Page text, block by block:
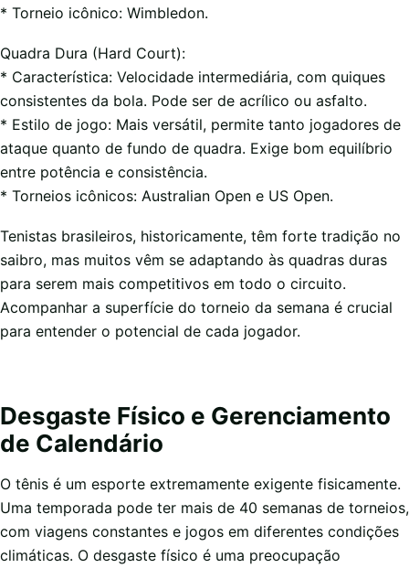
* Torneio icônico: Wimbledon.
Quadra Dura (Hard Court):
* Característica: Velocidade intermediária, com quiques
consistentes da bola. Pode ser de acrílico ou asfalto.
* Estilo de jogo: Mais versátil, permite tanto jogadores de
ataque quanto de fundo de quadra. Exige bom equilíbrio
entre potência e consistência.
* Torneios icônicos: Australian Open e US Open.
Tenistas brasileiros, historicamente, têm forte tradição no
saibro, mas muitos vêm se adaptando às quadras duras
para serem mais competitivos em todo o circuito.
Acompanhar a superfície do torneio da semana é crucial
para entender o potencial de cada jogador.
Desgaste Físico e Gerenciamento
de Calendário
O tênis é um esporte extremamente exigente fisicamente.
Uma temporada pode ter mais de 40 semanas de torneios,
com viagens constantes e jogos em diferentes condições
climáticas. O desgaste físico é uma preocupação